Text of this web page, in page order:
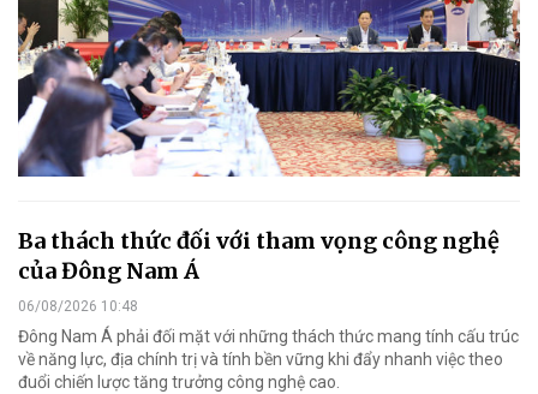
Ba thách thức đối với tham vọng công nghệ
của Đông Nam Á
06/08/2026 10:48
Đông Nam Á phải đối mặt với những thách thức mang tính cấu trúc
về năng lực, địa chính trị và tính bền vững khi đẩy nhanh việc theo
đuổi chiến lược tăng trưởng công nghệ cao.